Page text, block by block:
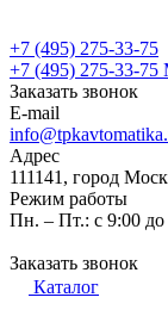
+7 (495) 275-33-75
+7 (495) 275-33-75
Заказать звонок
E-mail
Адрес
111141, город
Режим работы
Пн. – Пт.: с 9:00 до
Заказать звонок
Каталог